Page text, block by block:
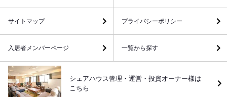
サイトマップ プライバシーポリシー
入居者メンバーページ 一覧から探す
シェアハウス管理・運営・投資オーナー様は
こちら